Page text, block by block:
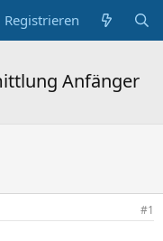
Registrieren
Anfänger
#1